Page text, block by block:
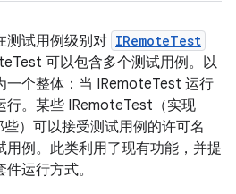
测试用例级别对 IRemoteTest
可以包含多个测试用例。以
一个整体：当 IRemoteTest 运行
行。某些 IRemoteTest（实现
）可以接受测试用例的许可名
用例。此类利用了现有功能，并提
运行方式。